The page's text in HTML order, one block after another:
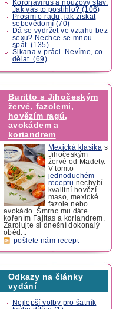
Koronavirus a nouzový stav.
Jak vás to postihlo? (106)
Prosím o radu, jak získat
sebevědomí (70)
Dá se vydržet ve vztahu bez
sexu? Nechce se mnou
spát. (135)
Šikana v práci. Nevíme, co
dělat. (69)
Buritto s Jihočeským
žervé, fazolemi,
hovězím ragú,
avokádem a
koriandrem
Mexická klasika s
Jihočeským
žervé od Madety.
V tomto
jednoduchém
receptu nechybí
kvalitní hovězí
maso, mexické
fazole nebo
avokádo. Šmrnc mu dáte
kořením Fajitas a koriandrem.
Zarolujte si dnešní dokonalý
oběd...
pošlete nám recept
Odkazy na články
vydání
Nejlepší volby pro šatník